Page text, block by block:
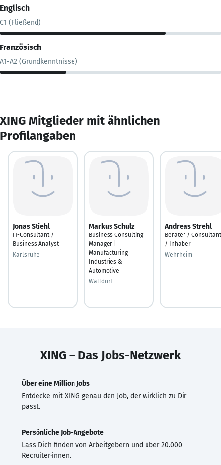
Englisch
C1 (Fließend)
Französisch
A1-A2 (Grundkenntnisse)
XING Mitglieder mit ähnlichen
Profilangaben
Jonas Stiehl
IT-Consultant /
Business Analyst
Karlsruhe
Markus Schulz
Business Consulting
Manager |
Manufacturing
Industries &
Automotive
Walldorf
Andreas Strehl
Berater / Consultant
/ Inhaber
Wehrheim
XING – Das Jobs-Netzwerk
Über eine Million Jobs
Entdecke mit XING genau den Job, der wirklich zu Dir
passt.
Persönliche Job-Angebote
Lass Dich finden von Arbeitgebern und über 20.000
Recruiter·innen.